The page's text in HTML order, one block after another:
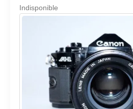
Indisponible